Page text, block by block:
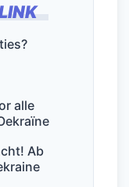
alle
Ab